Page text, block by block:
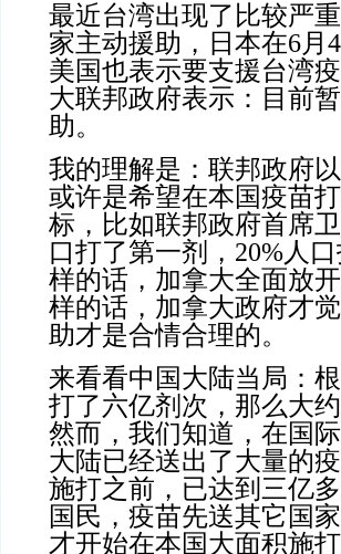
最近台湾出现了比较严
家主动援助，日本在6月
美国也表示要支援台湾
大联邦政府表示：目前
助。
我的理解是：联邦政府
或许是希望在本国疫苗
标，比如联邦政府首席
口打了第一剂，20%人
样的话，加拿大全面放
样的话，加拿大政府才
助才是合情合理的。
来看看中国大陆当局：
打了六亿剂次，那么大
然而，我们知道，在国
大陆已经送出了大量的
施打之前，已达到三亿
国民，疫苗先送其它国
才开始在本国大面积施打